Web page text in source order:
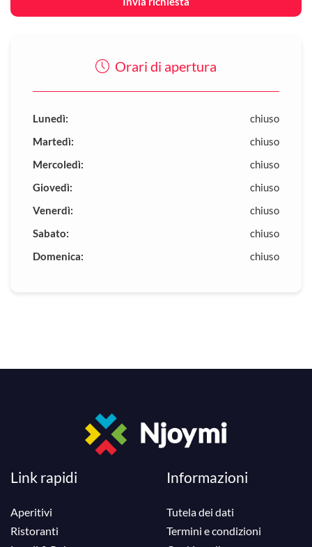
Orari di apertura
Lunedì:
chiuso
Martedì:
chiuso
Mercoledì:
chiuso
Giovedì:
chiuso
Venerdì:
chiuso
Sabato:
chiuso
Domenica:
chiuso
Link rapidi
Aperitivi
Ristoranti
Informazioni
Tutela dei dati
Termini e condizioni